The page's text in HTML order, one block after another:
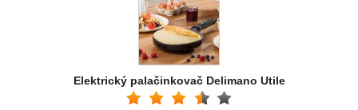
Elektrický palačinkovač Delimano Utile